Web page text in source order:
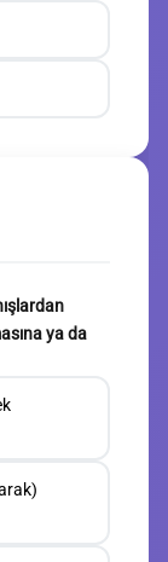
ya da